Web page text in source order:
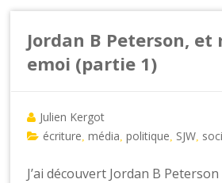
Jordan B Peterson, et
emoi (partie 1)
Julien Kergot
écriture
,média ,politique SJW
J’ai découvert Jordan B